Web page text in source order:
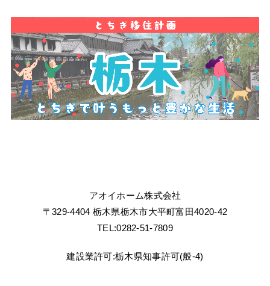
アオイホーム株式会社
〒329-4404 栃木県栃木市大平町富田4020-42
TEL:0282-51-7809
建設業許可:栃木県知事許可(般-4)